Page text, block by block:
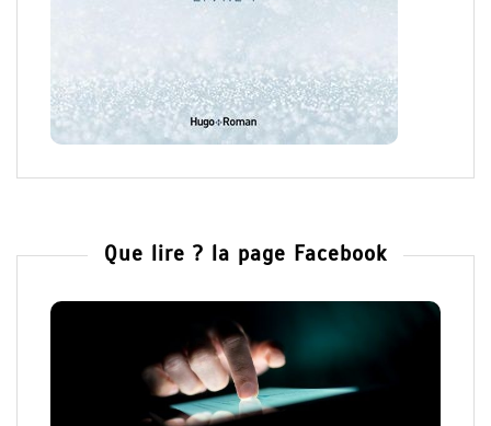
Que lire ? la page Facebook